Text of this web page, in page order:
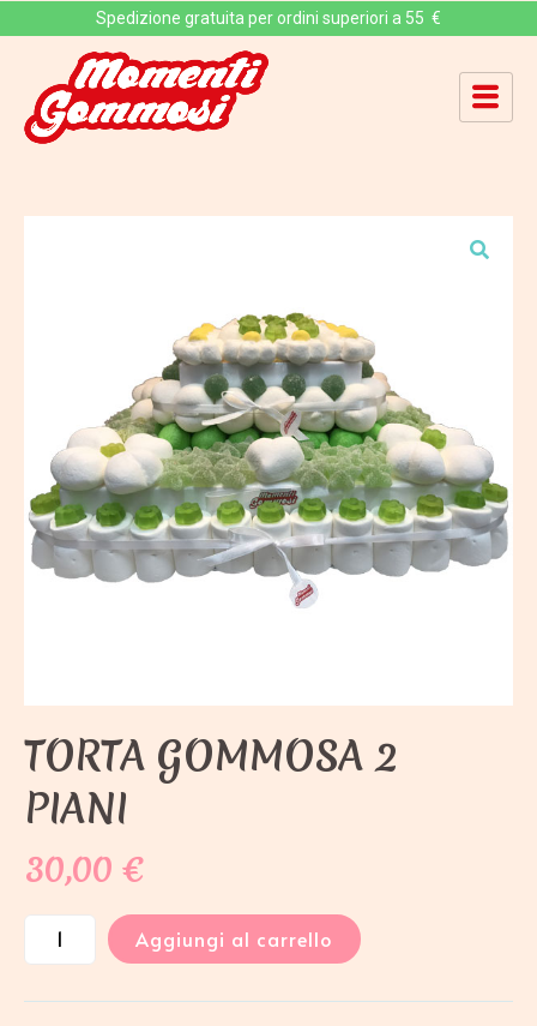
Spedizione gratuita per ordini superiori a 55 €
TORTA GOMMOSA 2
PIANI
30,00€
Aggiungi al carrello